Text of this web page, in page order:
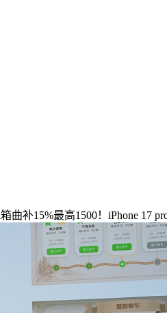
补15%最高1500！iPhone 17